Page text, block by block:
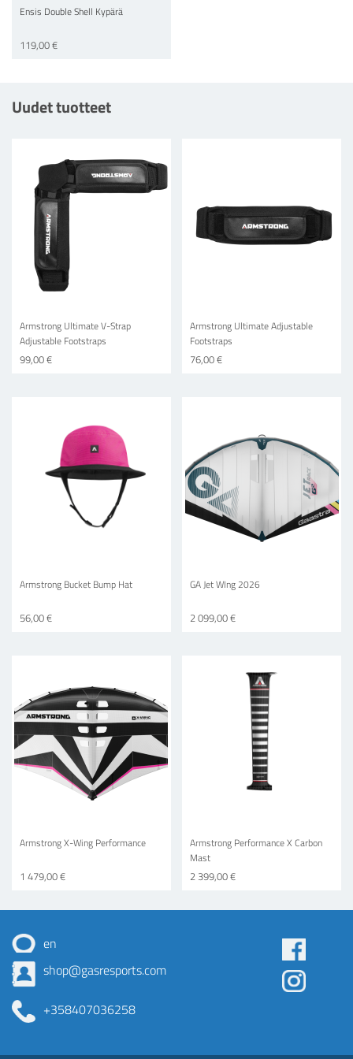
Ensis Double Shell Kypärä
119,00 €
Uudet tuotteet
Armstrong Ultimate V-Strap
Adjustable Footstraps
99,00 €
Armstrong Ultimate Adjustable
Footstraps
76,00 €
Armstrong Bucket Bump Hat
56,00 €
GA Jet WIng 2026
2 099,00 €
Armstrong X-Wing Performance
1 479,00 €
Armstrong Performance X Carbon
Mast
2 399,00 €
en
shop@gasresports.com
+358407036258
Some